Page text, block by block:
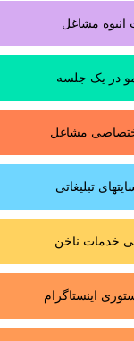
انبوه مشاغل
در یک جلسه
مشاغل
تبلیغاتی
خدمات ناخن
اینستاگرام